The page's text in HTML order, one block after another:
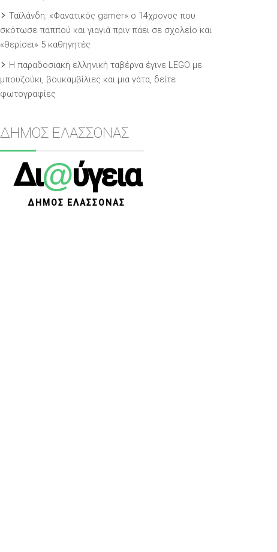
Ταϊλάνδη: «Φανατικός gamer» ο 14χρονος που
σκότωσε παππού και γιαγιά πριν πάει σε σχολείο και
«θερίσει» 5 καθηγητές
Η παραδοσιακή ελληνική ταβέρνα έγινε LEGO με
μπουζούκι, βουκαμβίλιες και μια γάτα, δείτε
φωτογραφίες
ΔΗΜΟΣ ΕΛΑΣΣΟΝΑΣ
Δι@ύγεια
ΔΗΜΟΣ ΕΛΑΣΣΟΝΑΣ